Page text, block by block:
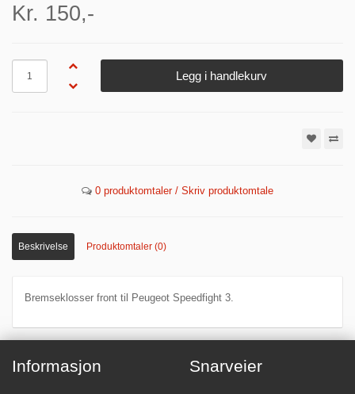
Kr. 150,-
Legg i handlekurv
0 produktomtaler / Skriv produktomtale
Beskrivelse Produktomtaler (0)
Bremseklosser front til Peugeot Speedfight 3.
Informasjon Snarveier